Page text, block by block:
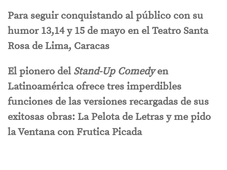
Para seguir conquistando al público con su
humor 13,14 y 15 de mayo en el Teatro Santa
Rosa de Lima, Caracas
El pionero del Stand-Up Comedyen
Latinoamérica ofrece tres imperdibles
funciones de las versiones recargadas de sus
exitosas obras: La Pelota de Letras y me pido
la Ventana con Frutica Picada